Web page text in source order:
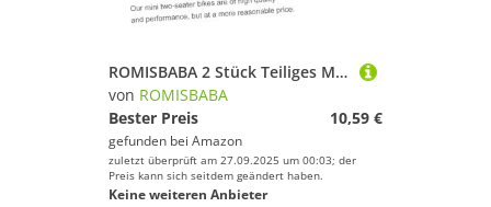
ROMISBABA 2 Stück Teiliges Miniatur doppel Sitz Fahrrad Modell Tischdekoration Kindgerecht Handlich für Puppenhaus Szenen Vielseitig Kombinierbar als Wohnaccessoire
von ROMISBABA
Bester Preis
10,59 €
gefunden bei Amazon
zuletzt überprüft am 27.09.2025 um 00:03; der
Preis kann sich seitdem geändert haben.
Keine weiteren Anbieter